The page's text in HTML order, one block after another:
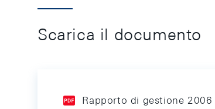
Scarica il documento
Rapporto di gestione 2006